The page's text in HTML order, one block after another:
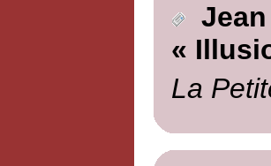
Jean
«
La